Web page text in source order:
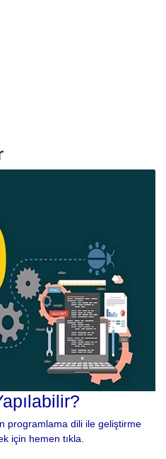
programlama dili ile geliştirme
için hemen tıkla.